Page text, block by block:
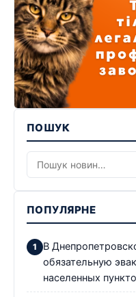
ПОШУК
ПОПУЛЯРНЕ
В
обязательную
населенных